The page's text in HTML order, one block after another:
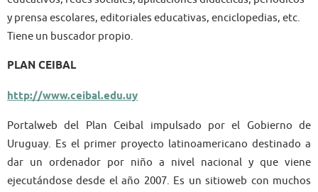
y prensa escolares, editoriales educativas, enciclopedias, etc.
Tiene un buscador propio.
PLAN CEIBAL
http://www.ceibal.edu.uy
Portalweb del Plan Ceibal impulsado por el Gobierno de
Uruguay. Es el primer proyecto latinoamericano destinado a
dar un ordenador por niño a nivel nacional y que viene
ejecutándose desde el año 2007. Es un sitioweb con muchos